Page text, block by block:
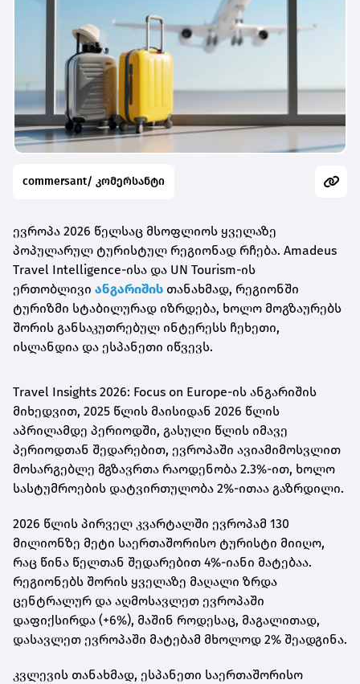
commersant/ კომერსანტი
ევროპა 2026 წელსაც მსოფლიოს ყველაზე
პოპულარულ ტურისტულ რეგიონად რჩება. Amadeus
Travel Intelligence-ისა და UN Tourism-ის
ერთობლივი ანგარიშის თანახმად, რეგიონში
ტურიზმი სტაბილურად იზრდება, ხოლო მოგზაურებს
შორის განსაკუთრებულ ინტერესს ჩეხეთი,
ისლანდია და ესპანეთი იწვევს.
Travel Insights 2026: Focus on Europe-ის ანგარიშის
მიხედვით, 2025 წლის მაისიდან 2026 წლის
აპრილამდე პერიოდში, გასული წლის იმავე
პერიოდთან შედარებით, ევროპაში ავიამიმოსვლით
მოსარგებლე მგზავრთა რაოდენობა 2.3%-ით, ხოლო
სასტუმროების დატვირთულობა 2%-ითაა გაზრდილი.
2026 წლის პირველ კვარტალში ევროპამ 130
მილიონზე მეტი საერთაშორისო ტურისტი მიიღო,
რაც წინა წელთან შედარებით 4%-იანი მატებაა.
რეგიონებს შორის ყველაზე მაღალი ზრდა
ცენტრალურ და აღმოსავლეთ ევროპაში
დაფიქსირდა (+6%), მაშინ როდესაც, მაგალითად,
დასავლეთ ევროპაში მატებამ მხოლოდ 2% შეადგინა.
კვლევის თანახმად, ესპანეთი საერთაშორისო